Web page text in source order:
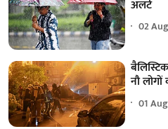
अलर्ट
02
नौ
01